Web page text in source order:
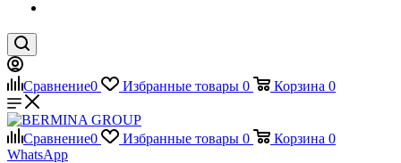
Сравнение0 Избранные товары 0 Корзина 0
Сравнение0 Избранные товары 0 Корзина 0
WhatsApp